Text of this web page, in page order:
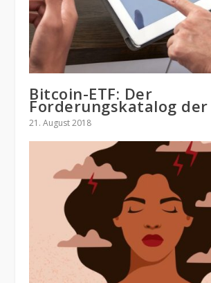
Bitcoin-ETF: Der
Forderungskatalog der
21. August 2018